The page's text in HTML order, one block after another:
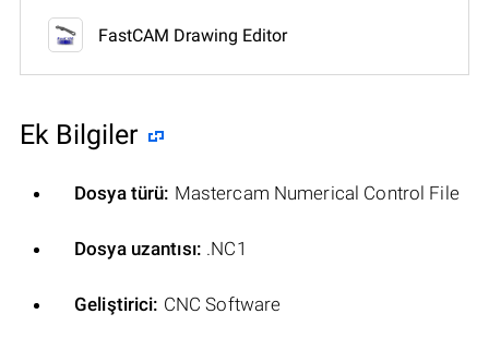
FastCAM Drawing Editor
Ek Bilgiler
Dosya türü: Mastercam Numerical Control File
Dosya uzantısı: .NC1
Geliştirici: CNC Software